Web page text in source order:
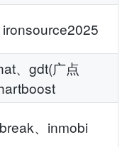
、gdt(广点
、inmobi